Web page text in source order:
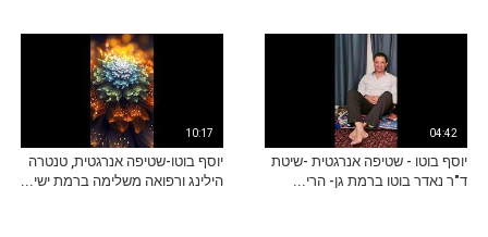
04:42
יוסף בוטו - שטיפה אנרגטית -שיטת
ד"ר נאדר בוטו ברמת גן- הרי...
10:17
יוסף בוטו-שטיפה אנרגטית, טנטרה
הילינג ורפואה משלימה ברמת ישי...